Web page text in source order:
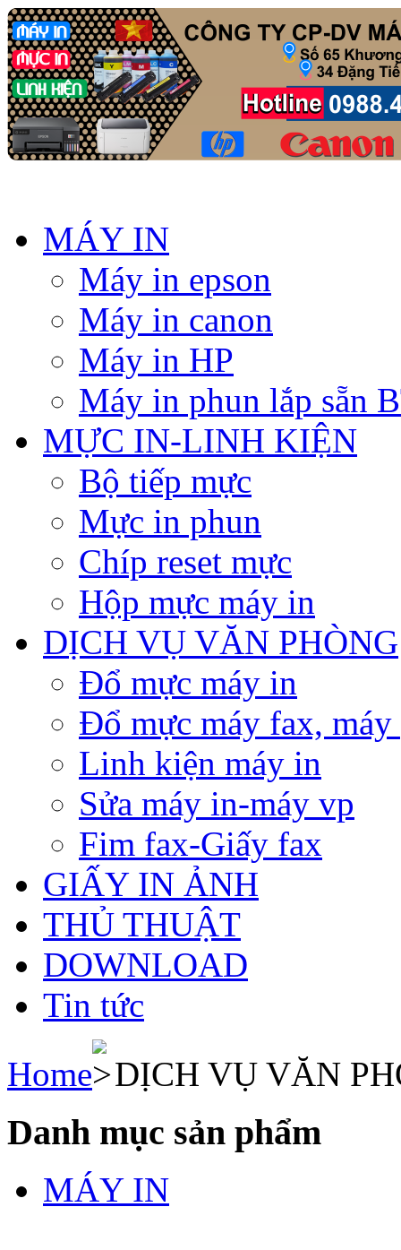
MÁY IN
Máy in epson
Máy in canon
Máy in HP
Máy in phun lắp sẵn
MỰC IN-LINH KIỆN
Bộ tiếp mực
Mực in phun
Chíp reset mực
Hộp mực máy in
DỊCH VỤ VĂN PHÒNG
Đổ mực máy in
Đổ mực máy fax, máy
Linh kiện máy in
Sửa máy in-máy vp
Fim fax-Giấy fax
GIẤY IN ẢNH
THỦ THUẬT
DOWNLOAD
Tin tức
Home
DỊCH VỤ VĂN
Danh mục sản phẩm
MÁY IN